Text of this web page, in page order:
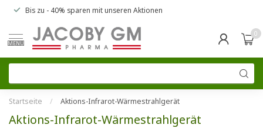
Bis zu - 40% sparen mit unseren Aktionen
MENU
0
Startseite / Aktions-Infrarot-Wärmestrahlgerät
Aktions-Infrarot-Wärmestrahlgerät